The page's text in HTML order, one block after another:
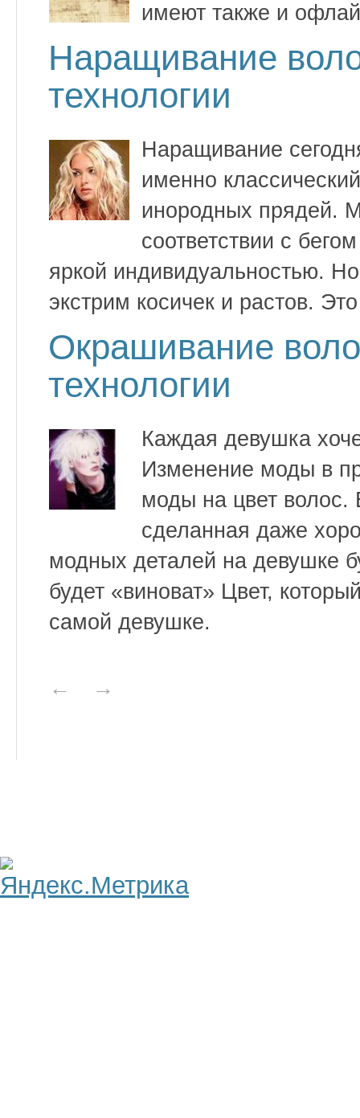
имеют также и
Наращивание
технологии
Наращивание
именно
инородных прядей.
соответствии с
яркой индивидуальностью.
экстрим косичек и растов.
Окрашивание
технологии
Каждая девушка
Изменение моды в
моды на цвет волос.
сделанная даже
модных деталей на девушке
будет «виноват» Цвет,
самой девушке.
← →